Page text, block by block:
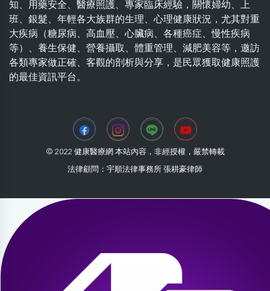
知、用藥安全、醫療照護、專家臨床經驗，關懷婦幼、上
班、銀髮、年輕各大族群的生理、心理健康狀況，尤其對重
大疾病（糖尿病、高血壓、心臟病、各種癌症、慢性疾病
等）、養生保健、營養攝取、體重管理、減肥美容等，邀訪
各類專家做正確、客觀的剖析與分享，是民眾獲取健康照護
的最佳資訊平台。
© 2022 健康醫療網 本站內容，非經授權，嚴禁轉載
法律顧問：宇順法律事務所 張耕豪律師